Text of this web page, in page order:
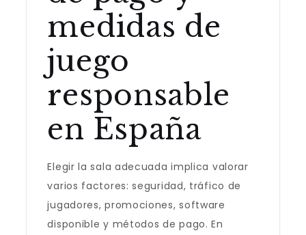
medidas de
juego
responsable
en España
Elegir la sala adecuada implica valorar
varios factores: seguridad, tráfico de
jugadores, promociones, software
disponible y métodos de pago. En